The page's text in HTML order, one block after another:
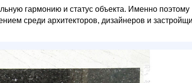
гармонию и статус объекта. Именно поэтому
среди архитекторов, дизайнеров и